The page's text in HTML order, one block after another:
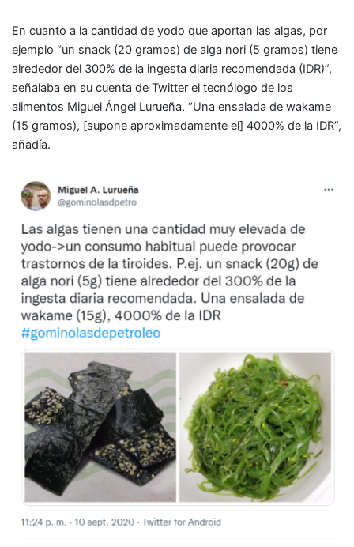
En cuanto a la cantidad de yodo que aportan las algas, por
ejemplo “un snack (20 gramos) de alga nori (5 gramos) tiene
alrededor del 300% de la ingesta diaria recomendada (IDR)”,
señalaba en su cuenta de Twitter el tecnólogo de los
alimentos Miguel Ángel Lurueña. “Una ensalada de wakame
(15 gramos), [supone aproximadamente el] 4000% de la IDR”,
añadía.